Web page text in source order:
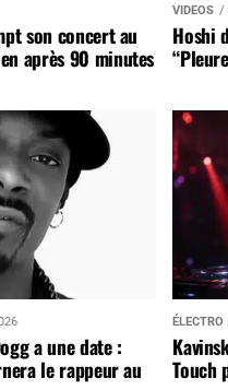
son concert au
après 90 minutes
VIDEOS
Hoshi
a une date :
le rappeur au
ÉLECTRO
Touch